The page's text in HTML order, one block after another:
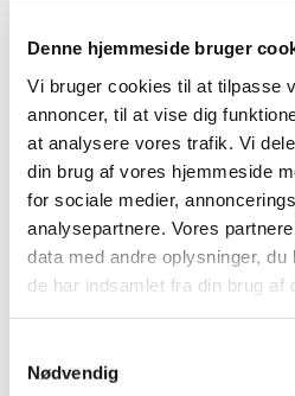
Denne hjemmeside bruger
Vi bruger cookies til at tilpasse
annoncer, til at vise dig
at analysere vores trafik. Vi
din brug af vores hjemmeside
for sociale medier,
analysepartnere. Vores
data med andre oplysninger,
de har indsamlet fra din brug af
Nødvendig
Cookiedeklarationen er sidst
Nødvendig (1)
Nødvendige cookies hjælper
hjemmeside brugbar ved at
funktioner såsom side-
områder af hjemmesiden.
fungere ordentligt uden disse